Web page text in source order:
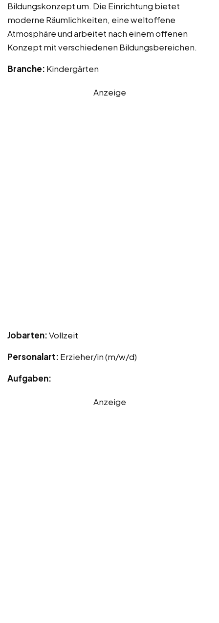
Bildungskonzept um. Die Einrichtung bietet
moderne Räumlichkeiten, eine weltoffene
Atmosphäre und arbeitet nach einem offenen
Konzept mit verschiedenen Bildungsbereichen.
Branche: Kindergärten
Anzeige
Jobarten:Vollzeit
Personalart: Erzieher/in (m/w/d)
Aufgaben:
Anzeige